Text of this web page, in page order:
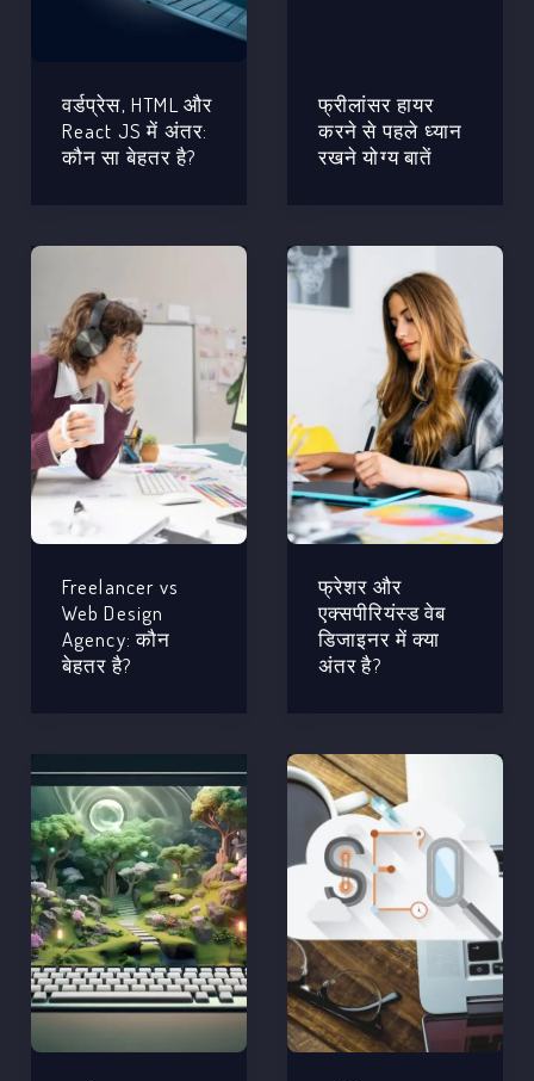
वर्डप्रेस, HTML और
React JS में अंतर:
कौन सा बेहतर है?
फ्रीलांसर हायर
करने से पहले ध्यान
रखने योग्य बातें
Freelancer vs
Web Design
Agency: कौन
बेहतर है?
फ्रेशर और
एक्सपीरियंस्ड वेब
डिजाइनर में क्या
अंतर है?